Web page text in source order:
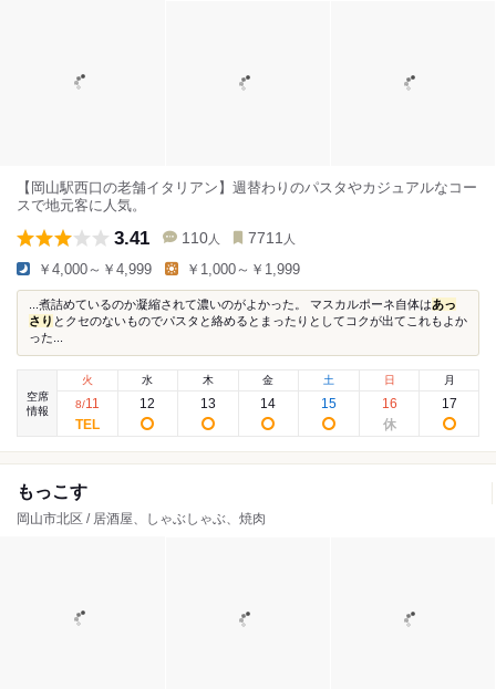
【岡山駅西口の老舗イタリアン】週替わりのパスタやカジュアルなコー
スで地元客に人気。
3.41 110 人 7711 人
￥4,000～￥4,999 ￥1,000～￥1,999
...煮詰めているのか凝縮されて濃いのがよかった。 マスカルポーネ自体はあっ
さり とクセのないものでパスタと絡めるとまったりとしてコクが出てこれもよか
った...
空席
情報
火
8/11
水
12
木
13
金
14
土
15
日
16
月
17
もっこす
岡山市北区 / 居酒屋、しゃぶしゃぶ、焼肉